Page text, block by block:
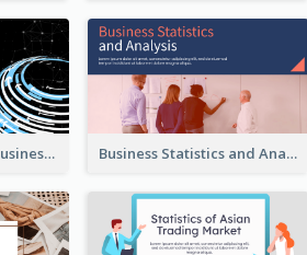
Technology Sense Business Report Business Statistics and Analysis Presentation